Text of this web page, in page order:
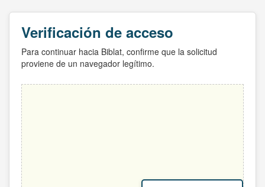
Verificación de acceso
Para continuar hacia Biblat, confirme que la solicitud
proviene de un navegador legítimo.